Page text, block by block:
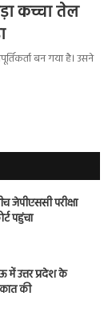
कच्चा तेल
बन गया है। उसने
जेपीएससी परीक्षा
पहुंचा
में उत्तर प्रदेश के
की